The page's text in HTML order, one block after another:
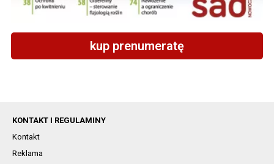
kup prenumeratę
KONTAKT I REGULAMINY
Kontakt
Reklama